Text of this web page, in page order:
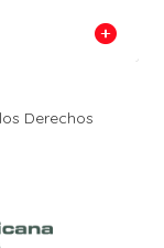
Derechos